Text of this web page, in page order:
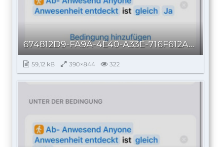
674812D9-FA9A-4E40-A33E-716F612A6112_autoscaled.jpg
59,12 kB 390×844 322